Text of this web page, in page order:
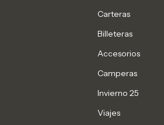
Carteras
Billeteras
Accesorios
Camperas
Invierno 25
Viajes